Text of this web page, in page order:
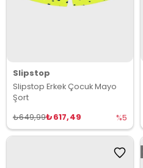
Slipstop
Slipstop Erkek Çocuk Mayo
Şort
₺617,49
₺649,99 %5